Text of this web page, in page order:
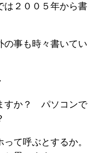
は２００５年から書
の事も時々書いてい
すか？ パソコンで
て呼ぶとするか。